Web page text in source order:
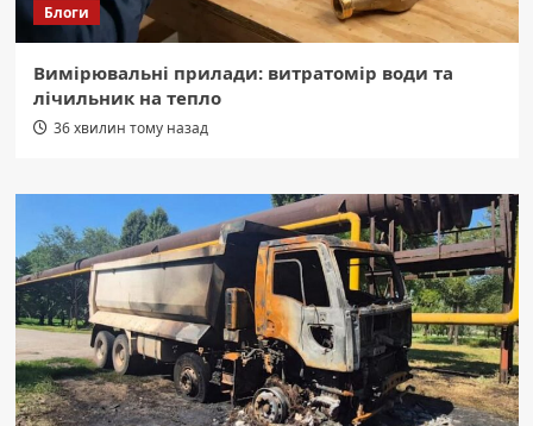
Блоги
Вимірювальні прилади: витратомір води та
лічильник на тепло
36 хвилин тому назад